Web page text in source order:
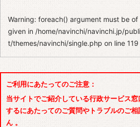
Warning: foreach() argument must be
given in/home/navinchi/navinchi.jp/
t/themes/navinchi/single.php on line119
ご利用にあたってのご注意：
当サイトでご紹介している行政サービス
するにあたってのご質問やトラブルのご
ん 。